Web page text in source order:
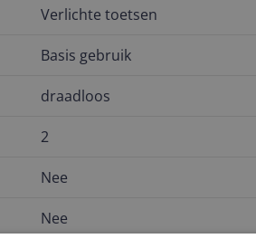
Verlichte toetsen
Basis gebruik
draadloos
2
Nee
Nee